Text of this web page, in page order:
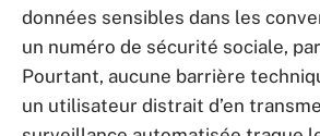
données sensibles dans les
un numéro de sécurité sociale,
Pourtant, aucune barrière
un utilisateur distrait d’en